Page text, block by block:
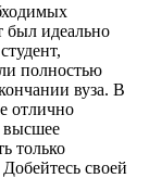
был идеально
полностью
вуза. В
отлично
высшее
только
своей